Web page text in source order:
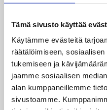
Tämä sivusto käyttää
Käytämme evästeitä
räätälöimiseen,
tukemiseen ja
jaamme sosiaalisen
alan kumppaneillemme
sivustoamme.
teatteriesitys